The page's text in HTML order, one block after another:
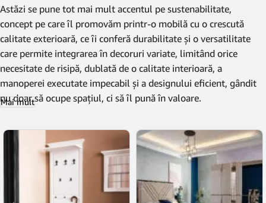
Astăzi se pune tot mai mult accentul pe sustenabilitate,
concept pe care îl promovăm printr-o mobilă cu o crescută
calitate exterioară, ce îi conferă durabilitate şi o versatilitate
care permite integrarea în decoruri variate, limitând orice
necesitate de risipă, dublată de o calitate interioară, a
manoperei executate impecabil şi a designului eficient, gândit
nu doar să ocupe spaţiul, ci să îl pună în valoare.
ci pentru acasă. Alege responsabil!
Mai mult